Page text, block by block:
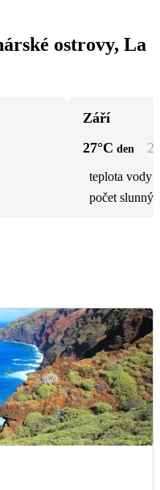
ostrovy, La
Září
27°C den
teplota vody
počet